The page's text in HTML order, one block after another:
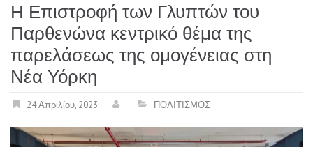
Η Επιστροφή των Γλυπτών του
Παρθενώνα κεντρικό θέμα της
παρελάσεως της ομογένειας στη
Νέα Υόρκη
24 Απριλίου, 2023 ΠΟΛΙΤΙΣΜΟΣ